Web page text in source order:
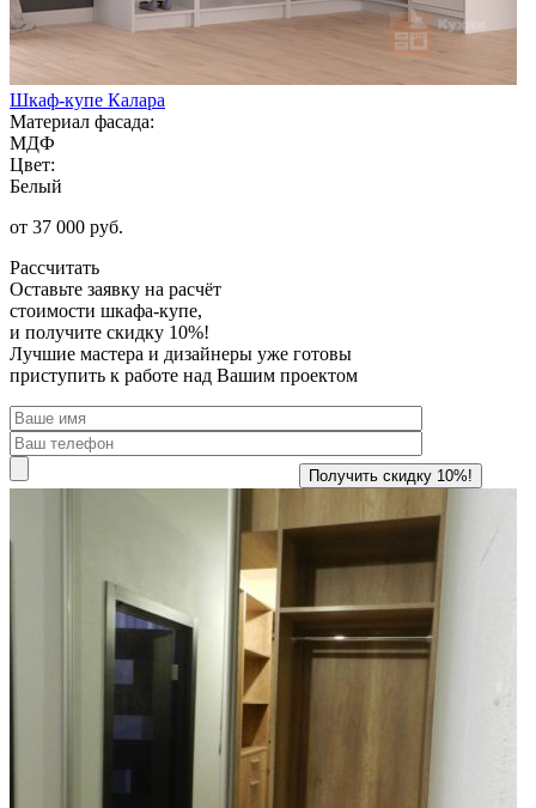
Шкаф-купе Калара
Материал фасада:
МДФ
Цвет:
Белый
от 37 000 руб.
Рассчитать
Оставьте заявку на расчёт
стоимости шкафа-купе,
и получите скидку 10%!
Лучшие мастера и дизайнеры уже готовы
приступить к работе над Вашим проектом